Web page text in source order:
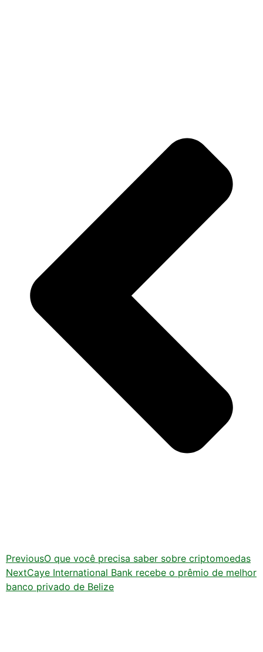
PreviousO que você precisa saber sobre criptomoedas
NextCaye International Bank recebe o prêmio de melhor
banco privado de Belize